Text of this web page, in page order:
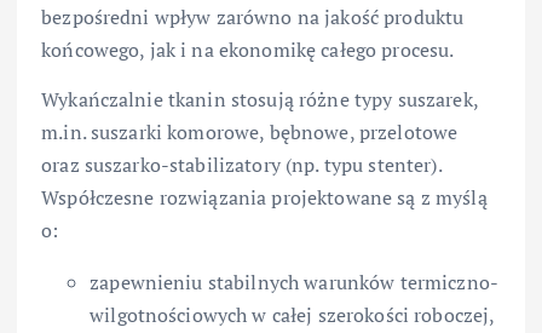
bezpośredni wpływ zarówno na jakość produktu
końcowego, jak i na ekonomikę całego procesu.
Wykańczalnie tkanin stosują różne typy suszarek,
m.in. suszarki komorowe, bębnowe, przelotowe
oraz suszarko-stabilizatory (np. typu stenter).
Współczesne rozwiązania projektowane są z myślą
o:
zapewnieniu stabilnych warunków termiczno-
wilgotnościowych w całej szerokości roboczej,